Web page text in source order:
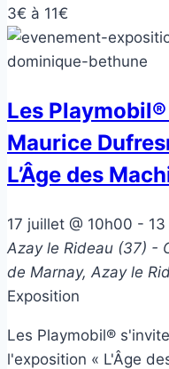
3€ à 11€
Les
Maurice
L’Âge des
17 juillet @ 10h00 -
Azay le Rideau (37) -
de Marnay, Azay le
Exposition
Les Playmobil®
l'exposition « L'Âge